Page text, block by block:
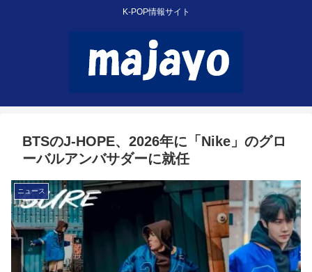
K-POP情報サイト
BTSのJ-HOPE、2026年に「Nike」のグロ
ーバルアンバサダーに就任
ニュース